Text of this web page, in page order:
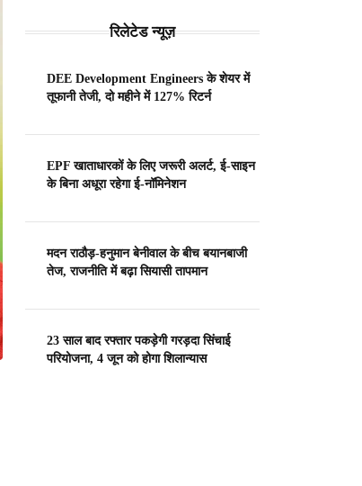
रिलेटेड न्यूज़
DEE Development Engineers के शेयर में
तूफानी तेजी, दो महीने में 127% रिटर्न
EPF खाताधारकों के लिए जरूरी अलर्ट, ई-साइन
के बिना अधूरा रहेगा ई-नॉमिनेशन
मदन राठौड़-हनुमान बेनीवाल के बीच बयानबाजी
तेज, राजनीति में बढ़ा सियासी तापमान
23 साल बाद रफ्तार पकड़ेगी गरड़दा सिंचाई
परियोजना, 4 जून को होगा शिलान्यास